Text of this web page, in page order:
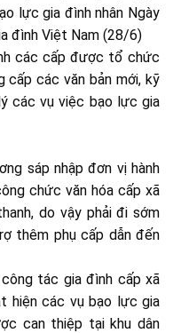
lực gia đình nhân Ngày
đình Việt Nam (28/6)
các cấp được tổ chức
cấp các văn bản mới, kỹ
các vụ việc bạo lực gia
sáp nhập đơn vị hành
chức văn hóa cấp xã
do vậy phải đi sớm
thêm phụ cấp dẫn đến
tác gia đình cấp xã
hiện các vụ bạo lực gia
can thiệp tại khu dân